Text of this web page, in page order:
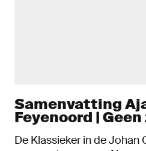
Samenvatting
Feyenoord |
De Klassieker in de Johan